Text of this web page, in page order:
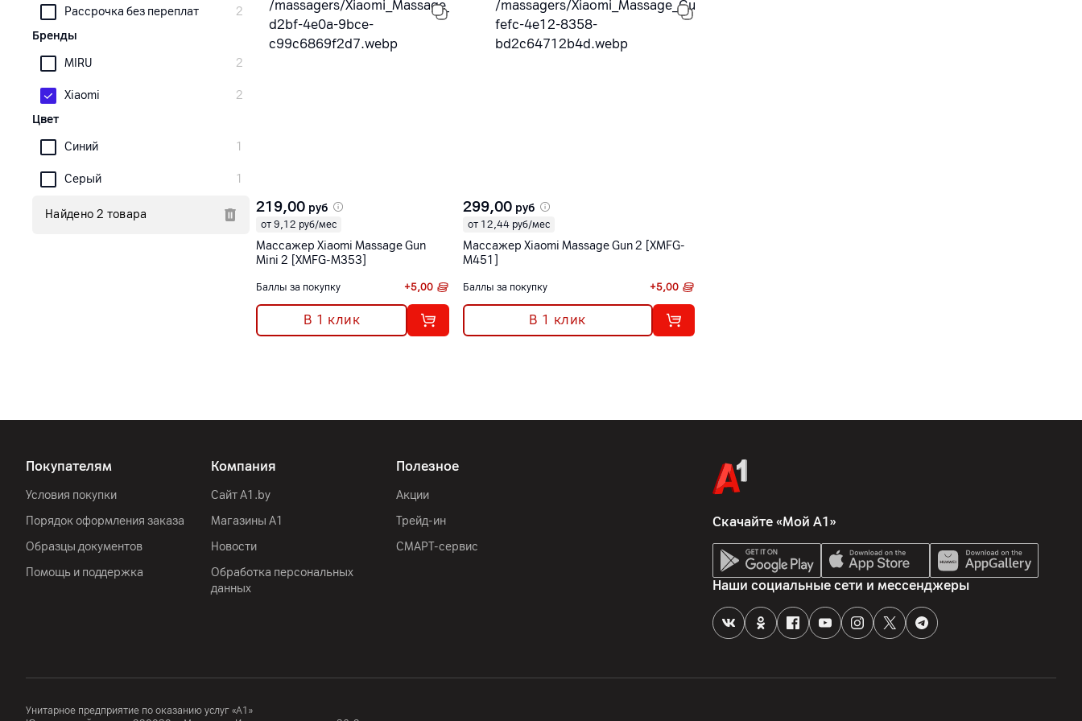
Рассрочка без переплат
2
Бренды
MIRU
2
Xiaomi
2
Цвет
Синий
1
Серый 1
Найдено 2 товара 219,00 руб
от 9,12 руб/мес
Массажер Xiaomi Massage Gun
Mini 2 [XMFG-M353]
Баллы за покупку +5,00
В 1 клик
299,00 руб
от 12,44 руб/мес
Массажер Xiaomi Massage Gun 2 [XMFG-
M451]
Баллы за покупку +5,00
В 1 клик
Покупателям
Условия покупки
Порядок оформления заказа
Образцы документов
Помощь и поддержка
Компания
Сайт A1.by
Магазины А1
Новости
Обработка персональных
данных
Полезное
Акции
Трейд-ин
СМАРТ-сервис
Скачайте «Мой А1»
Наши социальные сети и мессенджеры
Унитарное предприятие по оказанию услуг «А1»